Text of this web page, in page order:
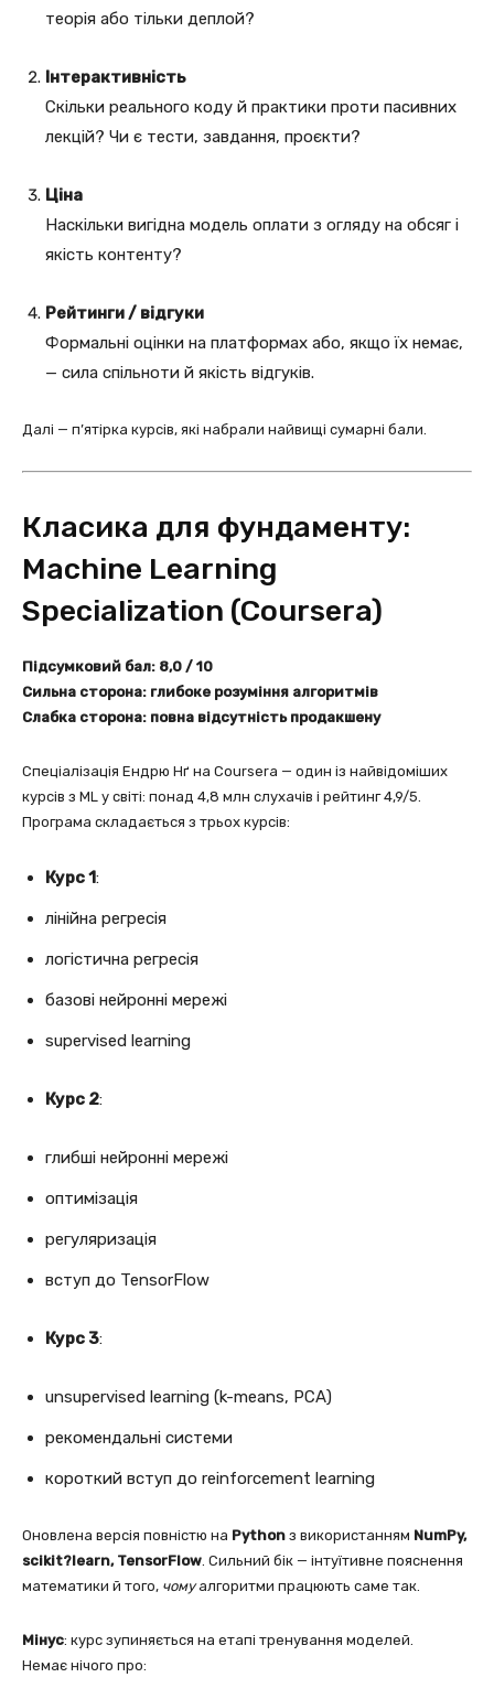
теорія або тільки деплой?
Інтерактивність
Скільки реального коду й практики проти пасивних
лекцій? Чи є тести, завдання, проєкти?
Ціна
Наскільки вигідна модель оплати з огляду на обсяг і
якість контенту?
Рейтинги / відгуки
Формальні оцінки на платформах або, якщо їх немає,
— сила спільноти й якість відгуків.
Далі — п’ятірка курсів, які набрали найвищі сумарні бали.
Класика для фундаменту:
Machine Learning
Specialization (Coursera)
Підсумковий бал: 8,0 / 10
Сильна сторона: глибоке розуміння алгоритмів
Слабка сторона: повна відсутність продакшену
Спеціалізація Ендрю Нґ на Coursera — один із найвідоміших
курсів з ML у світі: понад 4,8 млн слухачів і рейтинг 4,9/5.
Програма складається з трьох курсів:
Курс 1:
лінійна регресія
логістична регресія
базові нейронні мережі
supervised learning
Курс 2:
глибші нейронні мережі
оптимізація
регуляризація
вступ до TensorFlow
Курс 3:
unsupervised learning (k-means, PCA)
рекомендальні системи
короткий вступ до reinforcement learning
Оновлена версія повністю на Python з використанням NumPy,
scikit?learn, TensorFlow . Сильний бік — інтуїтивне пояснення
математики й того, чомуалгоритми працюють саме так.
Мінус: курс зупиняється на етапі тренування моделей.
Немає нічого про: